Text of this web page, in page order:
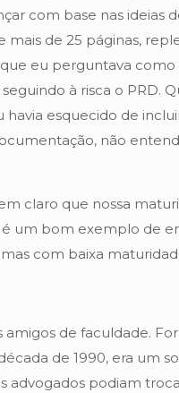
com base nas ideias
de 25 páginas,
eu perguntava
à risca o PRD.
havia esquecido de
não
claro que nossa
é um bom exemplo de
com baixa
amigos de faculdade.
de 1990, era um
advogados podiam